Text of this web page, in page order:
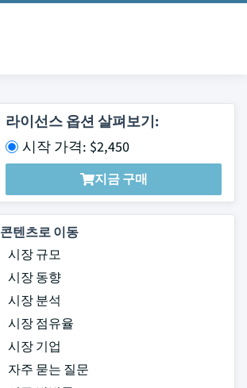
라이선스 옵션 살펴보기:
시작 가격: $2,450
지금 구매
콘텐츠로 이동
시장 규모
시장 동향
시장 분석
시장 점유율
시장 기업
자주 묻는 질문